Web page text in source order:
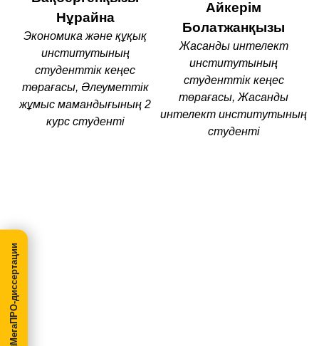
Нұрайна
Экономика және құқық
институтының
студенттік кеңес
төрағасы, Әлеуметтік
жұмыс мамандығының 2
курс студенті
Айкерім
Болатжанқызы
Жасанды интелект
институтының
студенттік кеңес
төрағасы, Жасанды
интелект институтының
студенті
МегаПРО-диссертации